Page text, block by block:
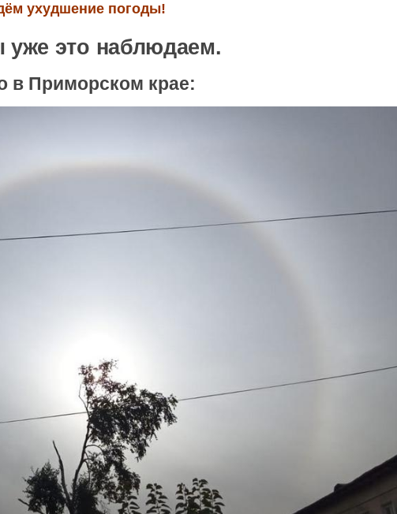
ухудшение погоды!
это наблюдаем.
в Приморском крае: